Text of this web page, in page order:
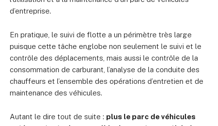
d’entreprise.
En pratique, le suivi de flotte a un périmètre très large
puisque cette tâche englobe non seulement le suivi et le
contrôle des déplacements, mais aussi le contrôle de la
consommation de carburant, l’analyse de la conduite des
chauffeurs et l’ensemble des opérations d’entretien et de
maintenance des véhicules.
Autant le dire tout de suite : plus le parc de véhicules